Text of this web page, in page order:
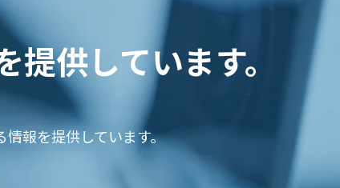
供しています。
報を提供しています。